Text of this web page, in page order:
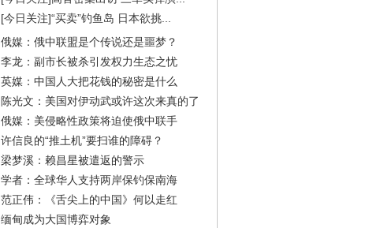
[今日关注]“买卖”钓鱼岛 日本欲挑...
俄媒：俄中联盟是个传说还是噩梦？
李龙：副市长被杀引发权力生态之忧
英媒：中国人大把花钱的秘密是什么
陈光文：美国对伊动武或许这次来真的了
俄媒：美侵略性政策将迫使俄中联手
许信良的“推土机”要扫谁的障碍？
梁梦溪：赖昌星被遣返的警示
学者：全球华人支持两岸保钓保南海
范正伟：《舌尖上的中国》何以走红
缅甸成为大国博弈对象